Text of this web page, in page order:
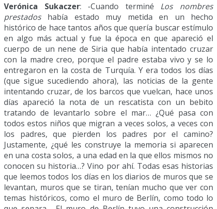
Verónica Sukaczer: -Cuando terminé Los nombres
prestados había estado muy metida en un hecho
histórico de hace tantos años que quería buscar estímulo
en algo más actual y fue la época en que apareció el
cuerpo de un nene de Siria que había intentado cruzar
con la madre creo, porque el padre estaba vivo y se lo
entregaron en la costa de Turquía. Y era todos los días
(que sigue sucediendo ahora), las noticias de la gente
intentando cruzar, de los barcos que vuelcan, hace unos
días apareció la nota de un rescatista con un bebito
tratando de levantarlo sobre el mar… ¿Qué pasa con
todos estos niños que migran a veces solos, a veces con
los padres, que pierden los padres por el camino?
Justamente, ¿qué les construye la memoria si aparecen
en una costa solos, a una edad en la que ellos mismos no
conocen su historia…? Vino por ahí. Todas esas historias
que leemos todos los días en los diarios de muros que se
levantan, muros que se tiran, tenían mucho que ver con
temas históricos, como el muro de Berlín, como todo lo